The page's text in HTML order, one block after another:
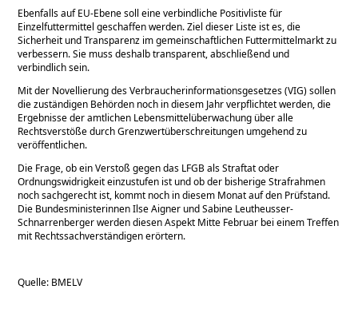
Ebenfalls auf EU-Ebene soll eine verbindliche Positivliste für
Einzelfuttermittel geschaffen werden. Ziel dieser Liste ist es, die
Sicherheit und Transparenz im gemeinschaftlichen Futtermittelmarkt zu
verbessern. Sie muss deshalb transparent, abschließend und
verbindlich sein.
Mit der Novellierung des Verbraucherinformationsgesetzes (VIG) sollen
die zuständigen Behörden noch in diesem Jahr verpflichtet werden, die
Ergebnisse der amtlichen Lebensmittelüberwachung über alle
Rechtsverstöße durch Grenzwertüberschreitungen umgehend zu
veröffentlichen.
Die Frage, ob ein Verstoß gegen das LFGB als Straftat oder
Ordnungswidrigkeit einzustufen ist und ob der bisherige Strafrahmen
noch sachgerecht ist, kommt noch in diesem Monat auf den Prüfstand.
Die Bundesministerinnen Ilse Aigner und Sabine Leutheusser-
Schnarrenberger werden diesen Aspekt Mitte Februar bei einem Treffen
mit Rechtssachverständigen erörtern.
Quelle: BMELV